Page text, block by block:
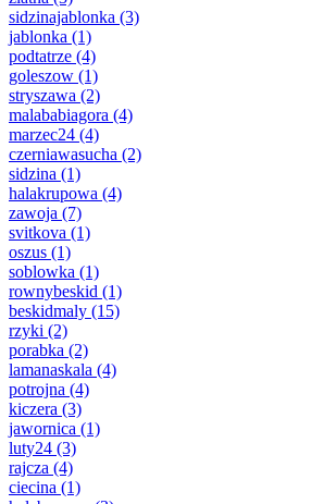
sidzinajablonka (3)
jablonka (1)
podtatrze (4)
goleszow (1)
stryszawa (2)
malababiagora (4)
marzec24 (4)
czerniawasucha (2)
sidzina (1)
halakrupowa (4)
zawoja (7)
svitkova (1)
oszus (1)
soblowka (1)
rownybeskid (1)
beskidmaly (15)
rzyki (2)
porabka (2)
lamanaskala (4)
potrojna (4)
kiczera (3)
jawornica (1)
luty24 (3)
rajcza (4)
ciecina (1)